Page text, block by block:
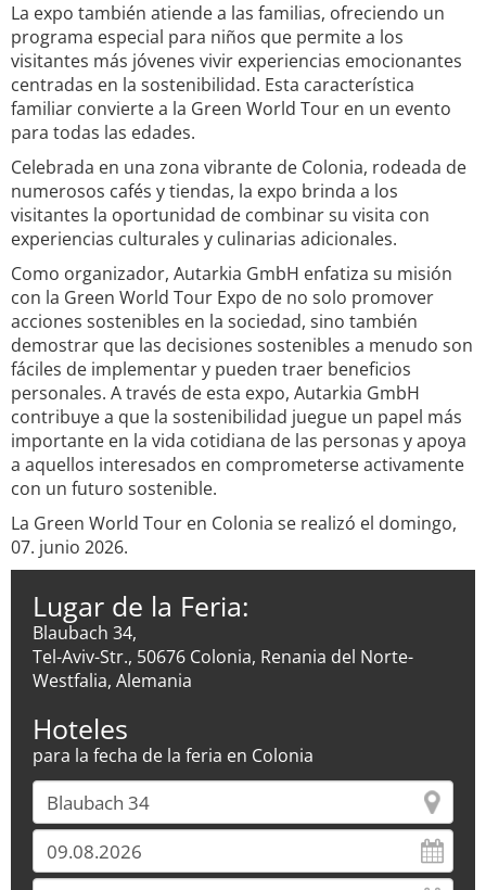
La expo también atiende a las familias, ofreciendo un
programa especial para niños que permite a los
visitantes más jóvenes vivir experiencias emocionantes
centradas en la sostenibilidad. Esta característica
familiar convierte a la Green World Tour en un evento
para todas las edades.
Celebrada en una zona vibrante de Colonia, rodeada de
numerosos cafés y tiendas, la expo brinda a los
visitantes la oportunidad de combinar su visita con
experiencias culturales y culinarias adicionales.
Como organizador, Autarkia GmbH enfatiza su misión
con la Green World Tour Expo de no solo promover
acciones sostenibles en la sociedad, sino también
demostrar que las decisiones sostenibles a menudo son
fáciles de implementar y pueden traer beneficios
personales. A través de esta expo, Autarkia GmbH
contribuye a que la sostenibilidad juegue un papel más
importante en la vida cotidiana de las personas y apoya
a aquellos interesados en comprometerse activamente
con un futuro sostenible.
La Green World Tour en Colonia se realizó el domingo,
07. junio 2026.
Lugar de la Feria:
Blaubach 34,
Tel-Aviv-Str., 50676 Colonia, Renania del Norte-
Westfalia, Alemania
Hoteles
para la fecha de la feria en Colonia